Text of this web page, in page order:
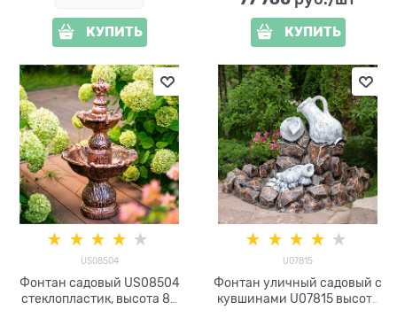
КУПИТЬ КУПИТЬ
US08504
Фонтан садовый US08504
стеклопластик, высота 88
U07815
Фонтан уличный садовый с
кувшинами U07815 высота